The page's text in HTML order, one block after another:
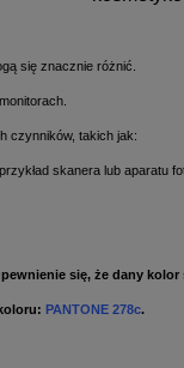
się znacznie różnić.
czynników, takich jak:
skanera lub aparatu
się, że dany kolor
PANTONE 278c.